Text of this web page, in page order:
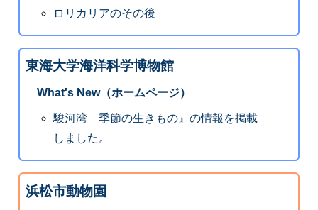
ロリカリアのその後
東海大学海洋科学博物館
What's New（ホームページ）
駿河湾 季節の生きもの』の情報を掲載
しました。
浜松市動物園